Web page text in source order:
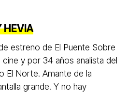
HEVIA
estreno de El Puente Sobre
y por 34 años analista del
El Norte. Amante de la
grande. Y no hay